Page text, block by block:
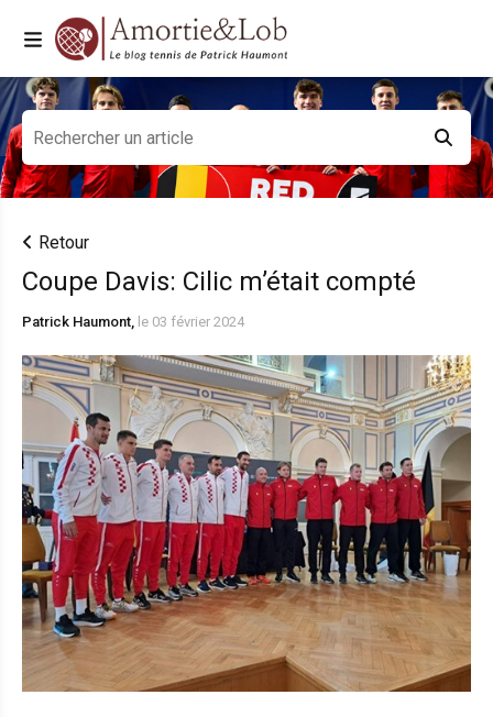
Retour
Coupe Davis: Cilic m’était compté
Patrick Haumont, le 03 février 2024